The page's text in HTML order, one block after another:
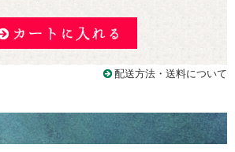
配送方法・送料について